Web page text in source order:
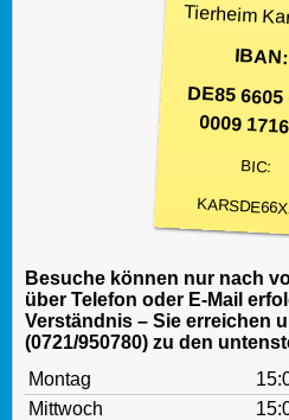
Tierheim
IBAN:
DE85 6605
0009
BIC:
Besuche können nur nach
über Telefon oder E-Mail
Verständnis – Sie erreichen
(0721/950780) zu den
Montag
Mittwoch